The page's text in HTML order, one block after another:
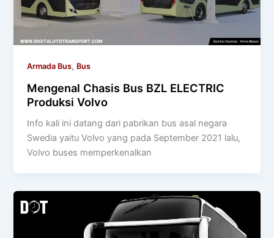
Armada Bus, Bus
Mengenal Chasis Bus BZL ELECTRIC
Produksi Volvo
Info kali ini datang dari pabrikan bus asal negara
Swedia yaitu Volvo yang pada September 2021 lalu,
Volvo buses memperkenalkan